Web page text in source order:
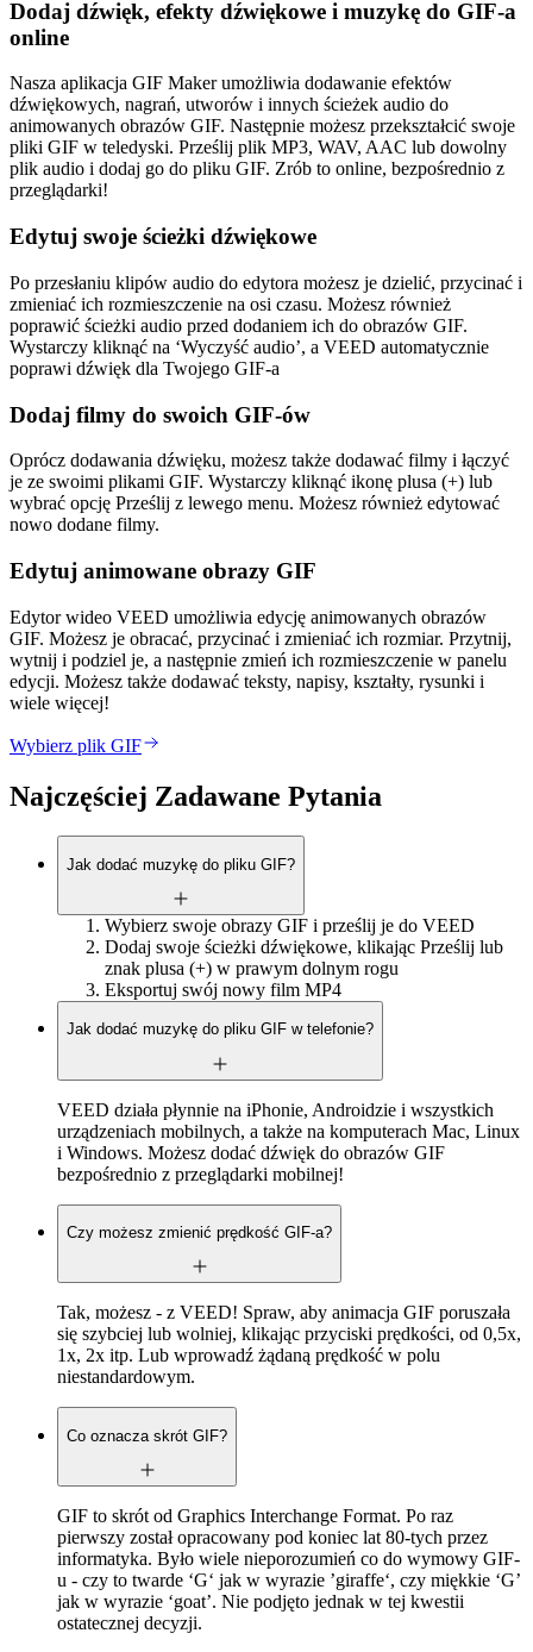
Dodaj dźwięk, efekty dźwiękowe i muzykę do GIF-a
online
Nasza aplikacja GIF Maker umożliwia dodawanie efektów
dźwiękowych, nagrań, utworów i innych ścieżek audio do
animowanych obrazów GIF. Następnie możesz przekształcić swoje
pliki GIF w teledyski. Prześlij plik MP3, WAV, AAC lub dowolny
plik audio i dodaj go do pliku GIF. Zrób to online, bezpośrednio z
przeglądarki!
Edytuj swoje ścieżki dźwiękowe
Po przesłaniu klipów audio do edytora możesz je dzielić, przycinać i
zmieniać ich rozmieszczenie na osi czasu. Możesz również
poprawić ścieżki audio przed dodaniem ich do obrazów GIF.
Wystarczy kliknąć na ‘Wyczyść audio’, a VEED automatycznie
poprawi dźwięk dla Twojego GIF-a
Dodaj filmy do swoich GIF-ów
Oprócz dodawania dźwięku, możesz także dodawać filmy i łączyć
je ze swoimi plikami GIF. Wystarczy kliknąć ikonę plusa (+) lub
wybrać opcję Prześlij z lewego menu. Możesz również edytować
nowo dodane filmy.
Edytuj animowane obrazy GIF
Edytor wideo VEED umożliwia edycję animowanych obrazów
GIF. Możesz je obracać, przycinać i zmieniać ich rozmiar. Przytnij,
wytnij i podziel je, a następnie zmień ich rozmieszczenie w panelu
edycji. Możesz także dodawać teksty, napisy, kształty, rysunki i
wiele więcej!
Wybierz plik GIF
Najczęściej Zadawane Pytania
Jak dodać muzykę do pliku GIF?
Wybierz swoje obrazy GIF i prześlij je do VEED
Dodaj swoje ścieżki dźwiękowe, klikając Prześlij lub
znak plusa (+) w prawym dolnym rogu
Eksportuj swój nowy film MP4
Jak dodać muzykę do pliku GIF w telefonie?
VEED działa płynnie na iPhonie, Androidzie i wszystkich
urządzeniach mobilnych, a także na komputerach Mac, Linux
i Windows. Możesz dodać dźwięk do obrazów GIF
bezpośrednio z przeglądarki mobilnej!
Czy możesz zmienić prędkość GIF-a?
Tak, możesz - z VEED! Spraw, aby animacja GIF poruszała
się szybciej lub wolniej, klikając przyciski prędkości, od 0,5x,
1x, 2x itp. Lub wprowadź żądaną prędkość w polu
niestandardowym.
Co oznacza skrót GIF?
GIF to skrót od Graphics Interchange Format. Po raz
pierwszy został opracowany pod koniec lat 80-tych przez
informatyka. Było wiele nieporozumień co do wymowy GIF-
u - czy to twarde ‘G‘ jak w wyrazie ’giraffe‘, czy miękkie ‘G’
jak w wyrazie ‘goat’. Nie podjęto jednak w tej kwestii
ostatecznej decyzji.